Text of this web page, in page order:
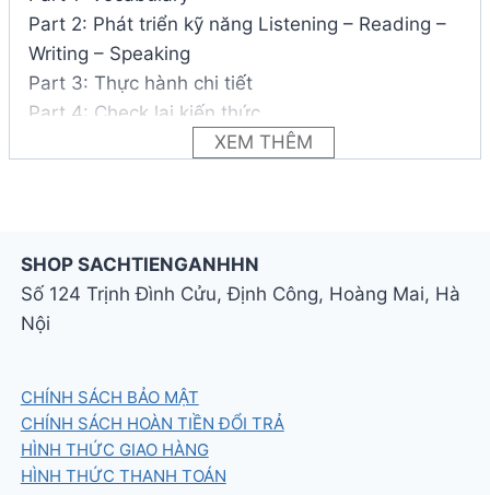
Part 2: Phát triển kỹ năng Listening – Reading –
Writing – Speaking
Part 3: Thực hành chi tiết
Part 4: Check lại kiến thức
Sách cung cấp nhiều bài học và tips hay cho
đối với các dạng bài thường gặp.
mỗi phần bài học còn làm sáng tỏ những lỗi
trọng giúp các thí sinh tránh mất điểm khi thi
IELTS.
giúp cho những người mới bắt đầu học IELTS
có thể tiếp cận và tiếp xúc với IELTS một cách
XEM THÊM
SHOP SACHTIENGANHHN
Số 124 Trịnh Đình Cửu, Định Công, Hoàng Mai, Hà
Nội
CHÍNH SÁCH BẢO MẬT
CHÍNH SÁCH HOÀN TIỀN ĐỔI TRẢ
HÌNH THỨC GIAO HÀNG
HÌNH THỨC THANH TOÁN